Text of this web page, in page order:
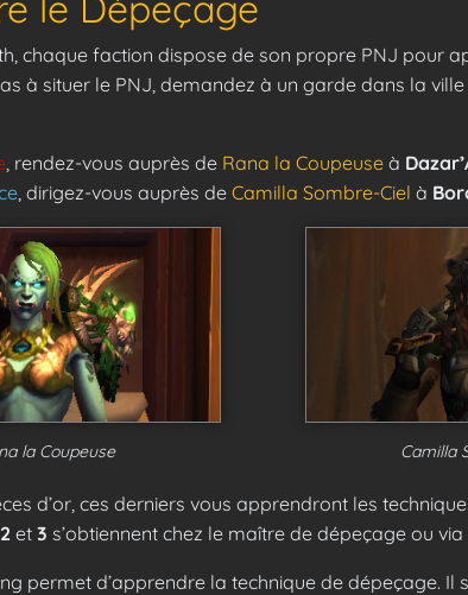
chaque faction dispose de son propre PNJ pour
à situer le PNJ, demandez à un garde dans la
, rendez-vous auprès de Rana la Coupeuse à
, dirigez-vous auprès de Camilla Sombre-Ciel à
la Coupeuse Camilla
d’or, ces derniers vous apprendront les
et 3 s’obtiennent chez le maître de dépeçage ou via
permet d’apprendre la technique de dépeçage. Il